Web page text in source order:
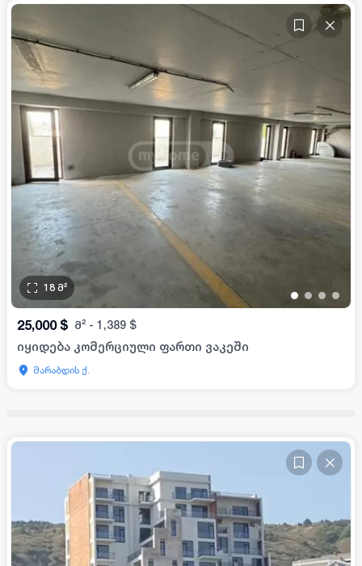
• • • •
18 მ²
25,000 $ მ² - 1,389 $
იყიდება კომერციული ფართი ვაკეში
მარაბდის ქ.